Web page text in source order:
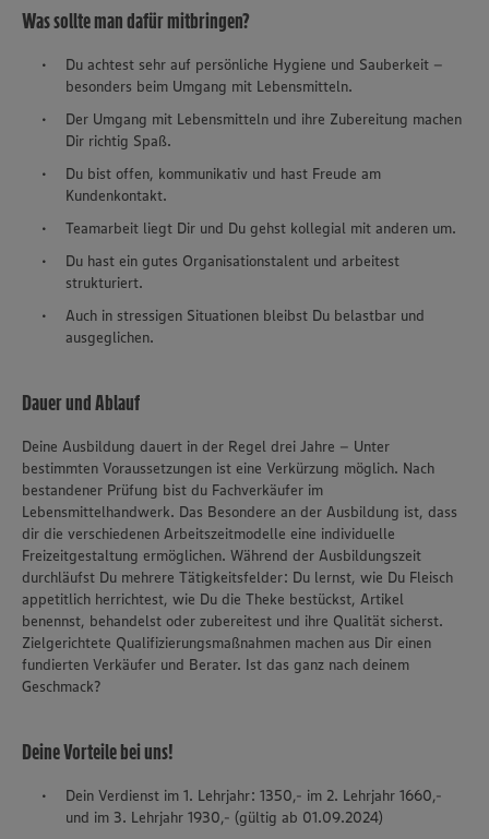
Was sollte man dafür mitbringen?
Du achtest sehr auf persönliche Hygiene und Sauberkeit –
besonders beim Umgang mit Lebensmitteln.
Der Umgang mit Lebensmitteln und ihre Zubereitung machen
Dir richtig Spaß.
Du bist offen, kommunikativ und hast Freude am
Kundenkontakt.
Teamarbeit liegt Dir und Du gehst kollegial mit anderen um.
Du hast ein gutes Organisationstalent und arbeitest
strukturiert.
Auch in stressigen Situationen bleibst Du belastbar und
ausgeglichen.
Dauer und Ablauf
Deine Ausbildung dauert in der Regel drei Jahre – Unter
bestimmten Voraussetzungen ist eine Verkürzung möglich. Nach
bestandener Prüfung bist du Fachverkäufer im
Lebensmittelhandwerk. Das Besondere an der Ausbildung ist, dass
dir die verschiedenen Arbeitszeitmodelle eine individuelle
Freizeitgestaltung ermöglichen. Während der Ausbildungszeit
durchläufst Du mehrere Tätigkeitsfelder: Du lernst, wie Du Fleisch
appetitlich herrichtest, wie Du die Theke bestückst, Artikel
benennst, behandelst oder zubereitest und ihre Qualität sicherst.
Zielgerichtete Qualifizierungsmaßnahmen machen aus Dir einen
fundierten Verkäufer und Berater. Ist das ganz nach deinem
Geschmack?
Deine Vorteile bei uns!
Dein Verdienst im 1. Lehrjahr: 1350,- im 2. Lehrjahr 1660,-
und im 3. Lehrjahr 1930,- (gültig ab 01.09.2024)